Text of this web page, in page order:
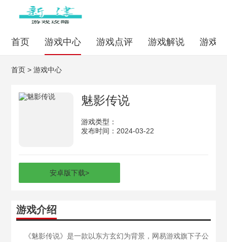
首页 游戏中心 游戏点评 游戏解说 游戏
首页 >游戏中心
魅影传说
游戏类型：
发布时间：2024-03-22
安卓版下载>
游戏介绍
《魅影传说》是一款以东方玄幻为背景，网易游戏旗下子公